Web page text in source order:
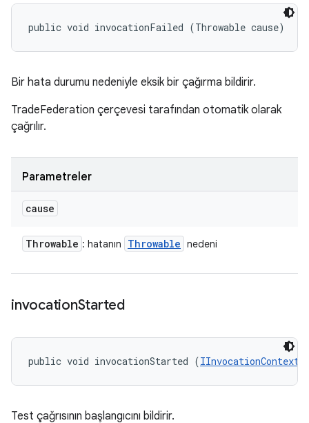
public void invocationFailed (Throwable cause)
Bir hata durumu nedeniyle eksik bir çağırma bildirir.
TradeFederation çerçevesi tarafından otomatik olarak
çağrılır.
Parametreler
cause
Throwable : hatanın Throwable nedeni
invocationStarted
public void invocationStarted (IInvocationContext
Test çağrısının başlangıcını bildirir.